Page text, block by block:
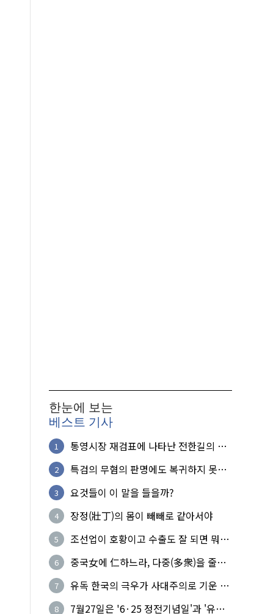
한눈에 보는
베스트 기사
1
통영시장 재검표에 나타난 전한길의 무
2
특검의 무혐의 판명에도 복귀하지 못한
3 요것들이 이 말을 들을까?
4 장정(壯丁)의 몸이 빼빼로 같아서야
5
조선업이 호황이고 수출도 잘 되면 뭐하
6
중국女에 仁하느라, 다중(多衆)을 줄세
7
유독 한국의 극우가 사대주의로 기운 이
8 7월27일은 '6·25 정전기념일'과 '유엔